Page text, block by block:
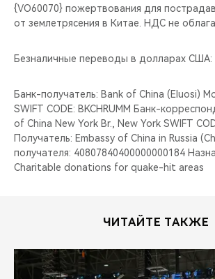
{VO60070} пожертвования для
от землетрясения в Китае. НДС не
Безналичные переводы в долларах США:
Банк-получатель: Bank of China (Eluosi)
SWIFT CODE: BKCHRUMM Банк-
of China New York Br., New York SWIFT
Получатель: Embassy of China in Russia
получателя: 40807840400000000184
Charitable donations for quake-hit areas
ЧИТАЙТЕ ТАКЖЕ